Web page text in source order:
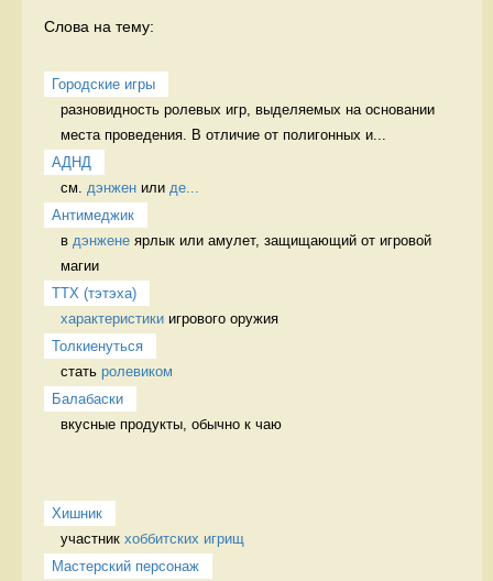
Слова на тему:
Городские игры
разновидность ролевых игр, выделяемых на основании
места проведения. В отличие от полигонных и...
АДНД
см. дэнжен или де...
Антимеджик
в дэнжене ярлык или амулет, защищающий от игровой
магии
ТТХ (тэтэха)
характеристики игрового оружия
Толкиенуться
стать ролевиком
Балабаски
вкусные продукты, обычно к чаю
Хишник
участник хоббитских игрищ
Мастерский персонаж